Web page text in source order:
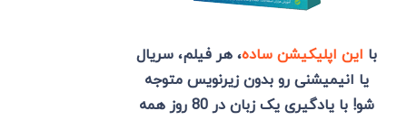
با این اپلیکیشن ساده، هر فیلم، سریال
یا انیمیشنی رو بدون زیرنویس متوجه
شو! با یادگیری یک زبان در 80 روز همه